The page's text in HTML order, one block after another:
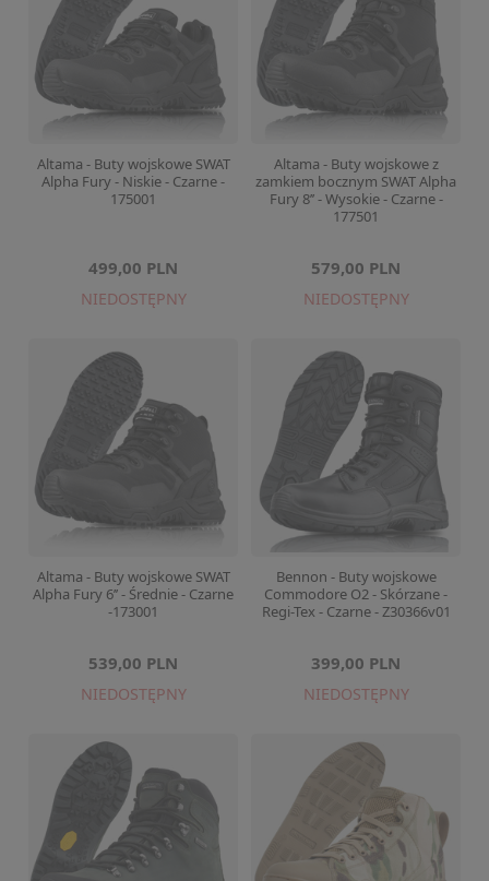
Altama - Buty wojskowe SWAT
Alpha Fury - Niskie - Czarne -
175001
499,00 PLN
NIEDOSTĘPNY
Altama - Buty wojskowe z
zamkiem bocznym SWAT Alpha
Fury 8’’ - Wysokie - Czarne -
177501
579,00 PLN
NIEDOSTĘPNY
Altama - Buty wojskowe SWAT
Alpha Fury 6’’ - Średnie - Czarne
-173001
539,00 PLN
NIEDOSTĘPNY
Bennon - Buty wojskowe
Commodore O2 - Skórzane -
Regi-Tex - Czarne - Z30366v01
399,00 PLN
NIEDOSTĘPNY